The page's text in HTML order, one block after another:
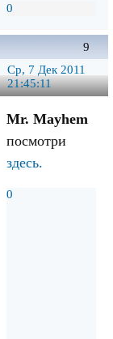
0
9
Ср, 7 Дек 2011
21:45:11
Mr. Mayhem
посмотри
здесь.
0